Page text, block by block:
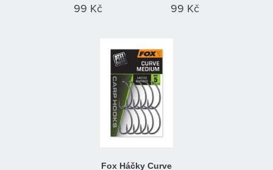
99 Kč 99 Kč
Fox Háčky Curve